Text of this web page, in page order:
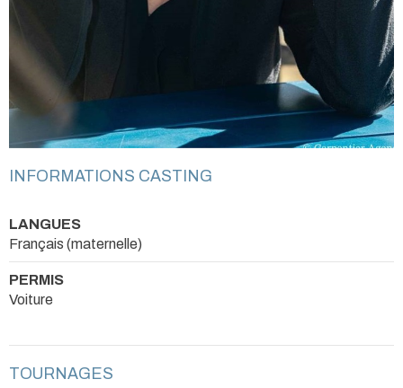
INFORMATIONS CASTING
LANGUES
Français (maternelle)
PERMIS
Voiture
TOURNAGES